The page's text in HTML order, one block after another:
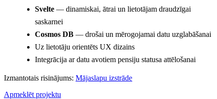
Svelte — dinamiskai, ātrai un lietotājam draudzīgai
saskarnei
Cosmos DB — drošai un mērogojamai datu uzglabāšanai
Uz lietotāju orientēts UX dizains
Integrācija ar datu avotiem pensiju statusa attēlošanai
Izmantotais risinājums: Mājaslapu izstrāde
Apmeklēt projektu